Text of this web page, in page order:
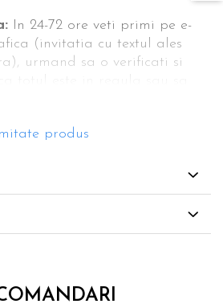
In 24-72 ore veti primi pe e-
(invitatia cu textul ales
urmand sa o verificati si
dorite.
Dupa confirmarea
vor fi tiparite si
produs